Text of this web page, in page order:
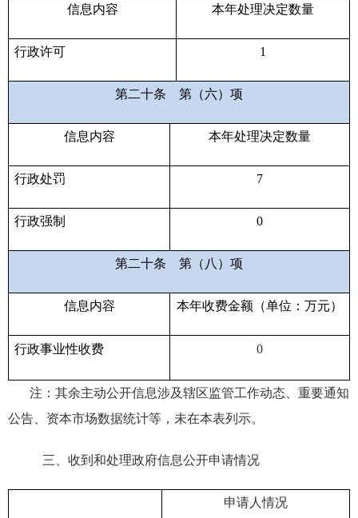
信息内容 本年处理决定数量
行政许可 1
第二十条 第（六）项
信息内容 本年处理决定数量
行政处罚 7
行政强制 0
第二十条 第（八）项
信息内容 本年收费金额（单位：万元）
行政事业性收费 0
注：其余主动公开信息涉及辖区监管工作动态、重要通知
公告、资本市场数据统计等，未在本表列示。
三、收到和处理政府信息公开申请情况
申请人情况